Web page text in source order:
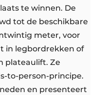
te winnen. De
tot de beschikbare
meter, voor
in legbordrekken of
plateaulift. Ze
to-person-principe.
en presenteert